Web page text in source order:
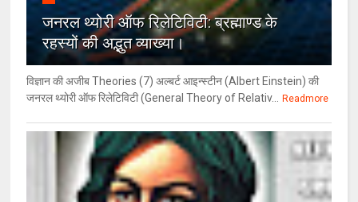
जनरल थ्‍योरी ऑफ रिलेटिविटी: ब्रह्माण्‍ड के
रहस्‍यों की अद्भुत व्‍याख्‍या।
विज्ञान की अजीब Theories (7) अल्‍बर्ट आइन्स्टीन (Albert Einstein) की
जनरल थ्योरी ऑफ रिलेटिविटी (General Theory of Relativ...
Readmore